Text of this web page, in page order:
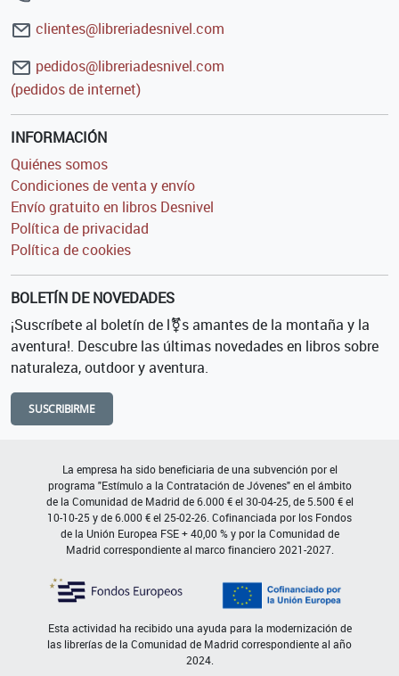
clientes@libreriadesnivel.com
pedidos@libreriadesnivel.com
(pedidos de internet)
INFORMACIÓN
Quiénes somos
Condiciones de venta y envío
Envío gratuito en libros Desnivel
Política de privacidad
Política de cookies
BOLETÍN DE NOVEDADES
¡Suscríbete al boletín de l⚧s amantes de la montaña y la
aventura!. Descubre las últimas novedades en libros sobre
naturaleza, outdoor y aventura.
SUSCRIBIRME
La empresa ha sido beneficiaria de una subvención por el
programa "Estímulo a la Contratación de Jóvenes" en el ámbito
de la Comunidad de Madrid de 6.000 € el 30-04-25, de 5.500 € el
10-10-25 y de 6.000 € el 25-02-26. Cofinanciada por los Fondos
de la Unión Europea FSE + 40,00 % y por la Comunidad de
Madrid correspondiente al marco financiero 2021-2027.
Esta actividad ha recibido una ayuda para la modernización de
las librerías de la Comunidad de Madrid correspondiente al año
2024.